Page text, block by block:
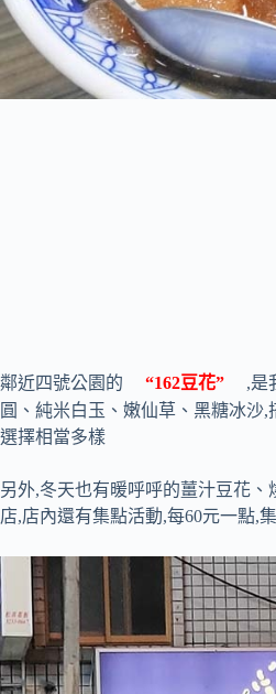
鄰近四號公園的 “162豆花”
,是
圓、純米白玉、嫩仙草、黑糖冰沙
選擇相當多樣
另外,冬天也有暖呼呼的薑汁豆花
店,店內還有集點活動,每60元一點,